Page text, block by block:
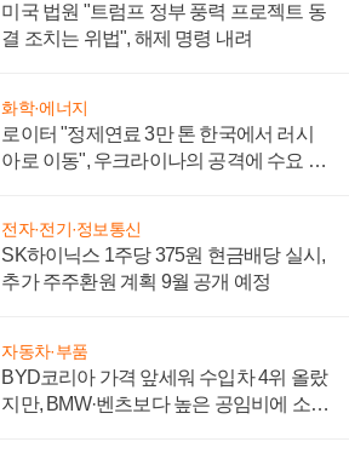
미국 법원 "트럼프 정부 풍력 프로젝트 동
결 조치는 위법", 해제 명령 내려
화학·에너지
로이터 "정제연료 3만 톤 한국에서 러시
아로 이동", 우크라이나의 공격에 수요 늘
전자·전기·정보통신
SK하이닉스 1주당 375원 현금배당 실시,
추가 주주환원 계획 9월 공개 예정
자동차·부품
BYD코리아 가격 앞세워 수입차 4위 올랐
지만, BMW·벤츠보다 높은 공임비에 소비